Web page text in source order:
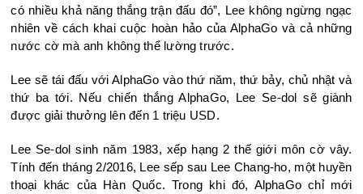
có nhiều khả năng thắng trận đấu đó”, Lee không ngừng ngạc
nhiên về cách khai cuộc hoàn hảo của AlphaGo và cả những
nước cờ mà anh không thể lường trước.
Lee sẽ tái đấu với AlphaGo vào thứ năm, thứ bảy, chủ nhật và
thứ ba tới. Nếu chiến thắng AlphaGo, Lee Se-dol sẽ giành
được giải thưởng lên đến 1 triệu USD.
Lee Se-dol sinh năm 1983, xếp hạng 2 thế giới môn cờ vây.
Tính đến tháng 2/2016, Lee sếp sau Lee Chang-ho, một huyền
thoại khác của Hàn Quốc. Trong khi đó, AlphaGo chỉ mới